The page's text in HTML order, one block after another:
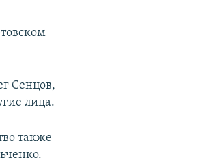
Сенцов,
лица.
также